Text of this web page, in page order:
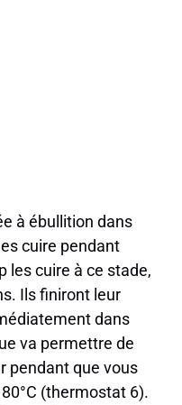
à ébullition dans
cuire pendant
les cuire à ce stade,
Ils finiront leur
dans
va permettre de
pendant que vous
(thermostat 6).